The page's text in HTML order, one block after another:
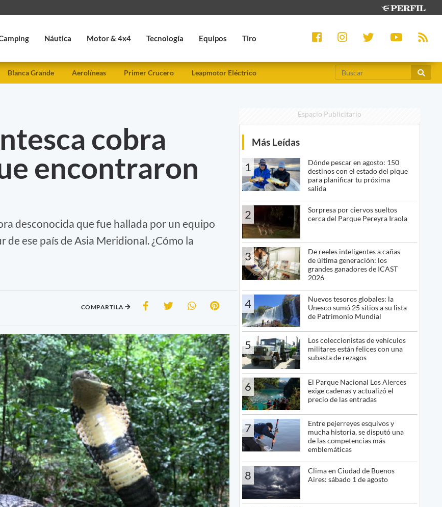
Náutica Motor & 4x4 Tecnología Equipos Tiro
Blanca Grande Aerolíneas Primer Crucero Leapmotor Eléctrico
cobra
encontraron
desconocida que fue hallada por un equipo
de ese país de Asia Meridional. ¿Cómo la
COMPARTILA
Espacio Publicitario
Más Leídas
1
Dónde pescar en agosto: 150
destinos con el estado del pique
para planificar tu próxima
salida
2
Sorpresa por ciervos sueltos
cerca del Parque Pereyra Iraola
3
De reeles inteligentes a cañas
de última generación: los
grandes ganadores de ICAST
2026
4
Nuevos tesoros globales: la
Unesco sumó 25 sitios a su lista
de Patrimonio Mundial
5
Los coleccionistas de vehículos
militares están felices con una
subasta de rezagos
6
El Parque Nacional Los Alerces
exige cadenas y actualizó el
precio de las entradas
7
Entre pejerreyes esquivos y
mucha historia, se disputó una
de las competencias más
emblemáticas
8
Clima en Ciudad de Buenos
Aires: sábado 1 de agosto